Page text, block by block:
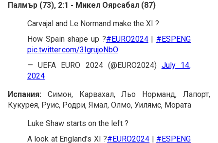
Палмър (73), 2:1 - Микел Оярсабал (87)
Carvajal and Le Normand make the XI ?
How Spain shape up ?#EURO2024| #ESPENG
pic.twitter.com/3IgrujoNbO
— UEFA EURO 2024 (@EURO2024) July 14,
2024
Испания: Симон, Карвахал, Льо Норманд, Лапорт,
Кукурея, Руис, Родри, Ямал, Олмо, Уилямс, Мората
Luke Shaw starts on the left ?
A look at England's XI ?#EURO2024 | #ESPENG